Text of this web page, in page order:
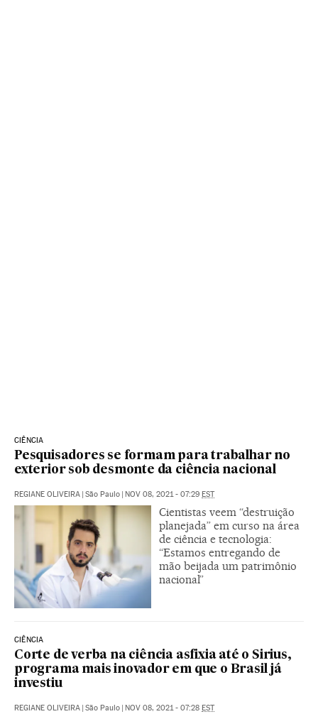
CIÊNCIA
Pesquisadores se formam para trabalhar no
exterior sob desmonte da ciência nacional
REGIANE OLIVEIRA São Paulo NOV 08, 2021 - 07:29 EST
Cientistas veem “destruição
planejada” em curso na área
de ciência e tecnologia:
“Estamos entregando de
mão beijada um patrimônio
nacional”
CIÊNCIA
Corte de verba na ciência asfixia até o Sirius,
programa mais inovador em que o Brasil já
investiu
REGIANE OLIVEIRA São Paulo NOV 08, 2021 - 07:28 EST